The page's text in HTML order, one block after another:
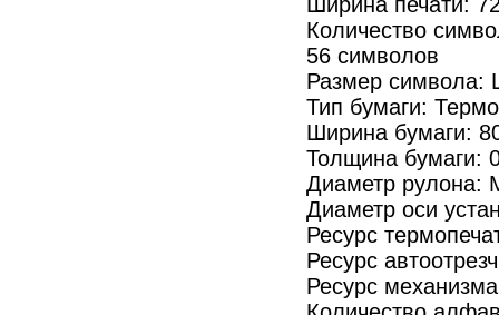
Количество
56 символов
Размер
Тип бумаги:
Ширина бумаги:
Толщина бумаги:
Диаметр рулона:
Диаметр оси
Ресурс
Ресурс
Ресурс